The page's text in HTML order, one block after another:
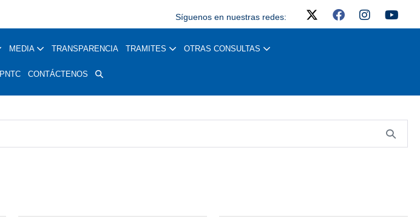
Síguenos en nuestras redes:
MEDIA TRANSPARENCIA TRAMITES OTRAS CONSULTAS
PNTC CONTÁCTENOS